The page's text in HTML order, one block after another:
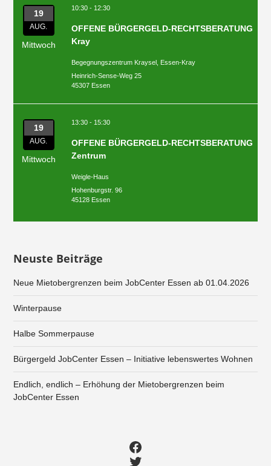
19
AUG.
Mittwoch
10:30 - 12:30
OFFENE BÜRGERGELD-RECHTSBERATUNG
Kray
Begegnungszentrum Kraysel, Essen-Kray
Heinrich-Sense-Weg 25
45307 Essen
19
AUG.
Mittwoch
13:30 - 15:30
OFFENE BÜRGERGELD-RECHTSBERATUNG
Zentrum
Weigle-Haus
Hohenburgstr. 96
45128 Essen
Neuste Beiträge
Neue Mietobergrenzen beim JobCenter Essen ab 01.04.2026
Winterpause
Halbe Sommerpause
Bürgergeld JobCenter Essen – Initiative lebenswertes Wohnen
Endlich, endlich – Erhöhung der Mietobergrenzen beim
JobCenter Essen
Facebook
Twitter